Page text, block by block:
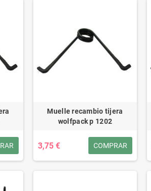
Muelle recambio tijera
wolfpack p 1202
3,75 € COMPRAR